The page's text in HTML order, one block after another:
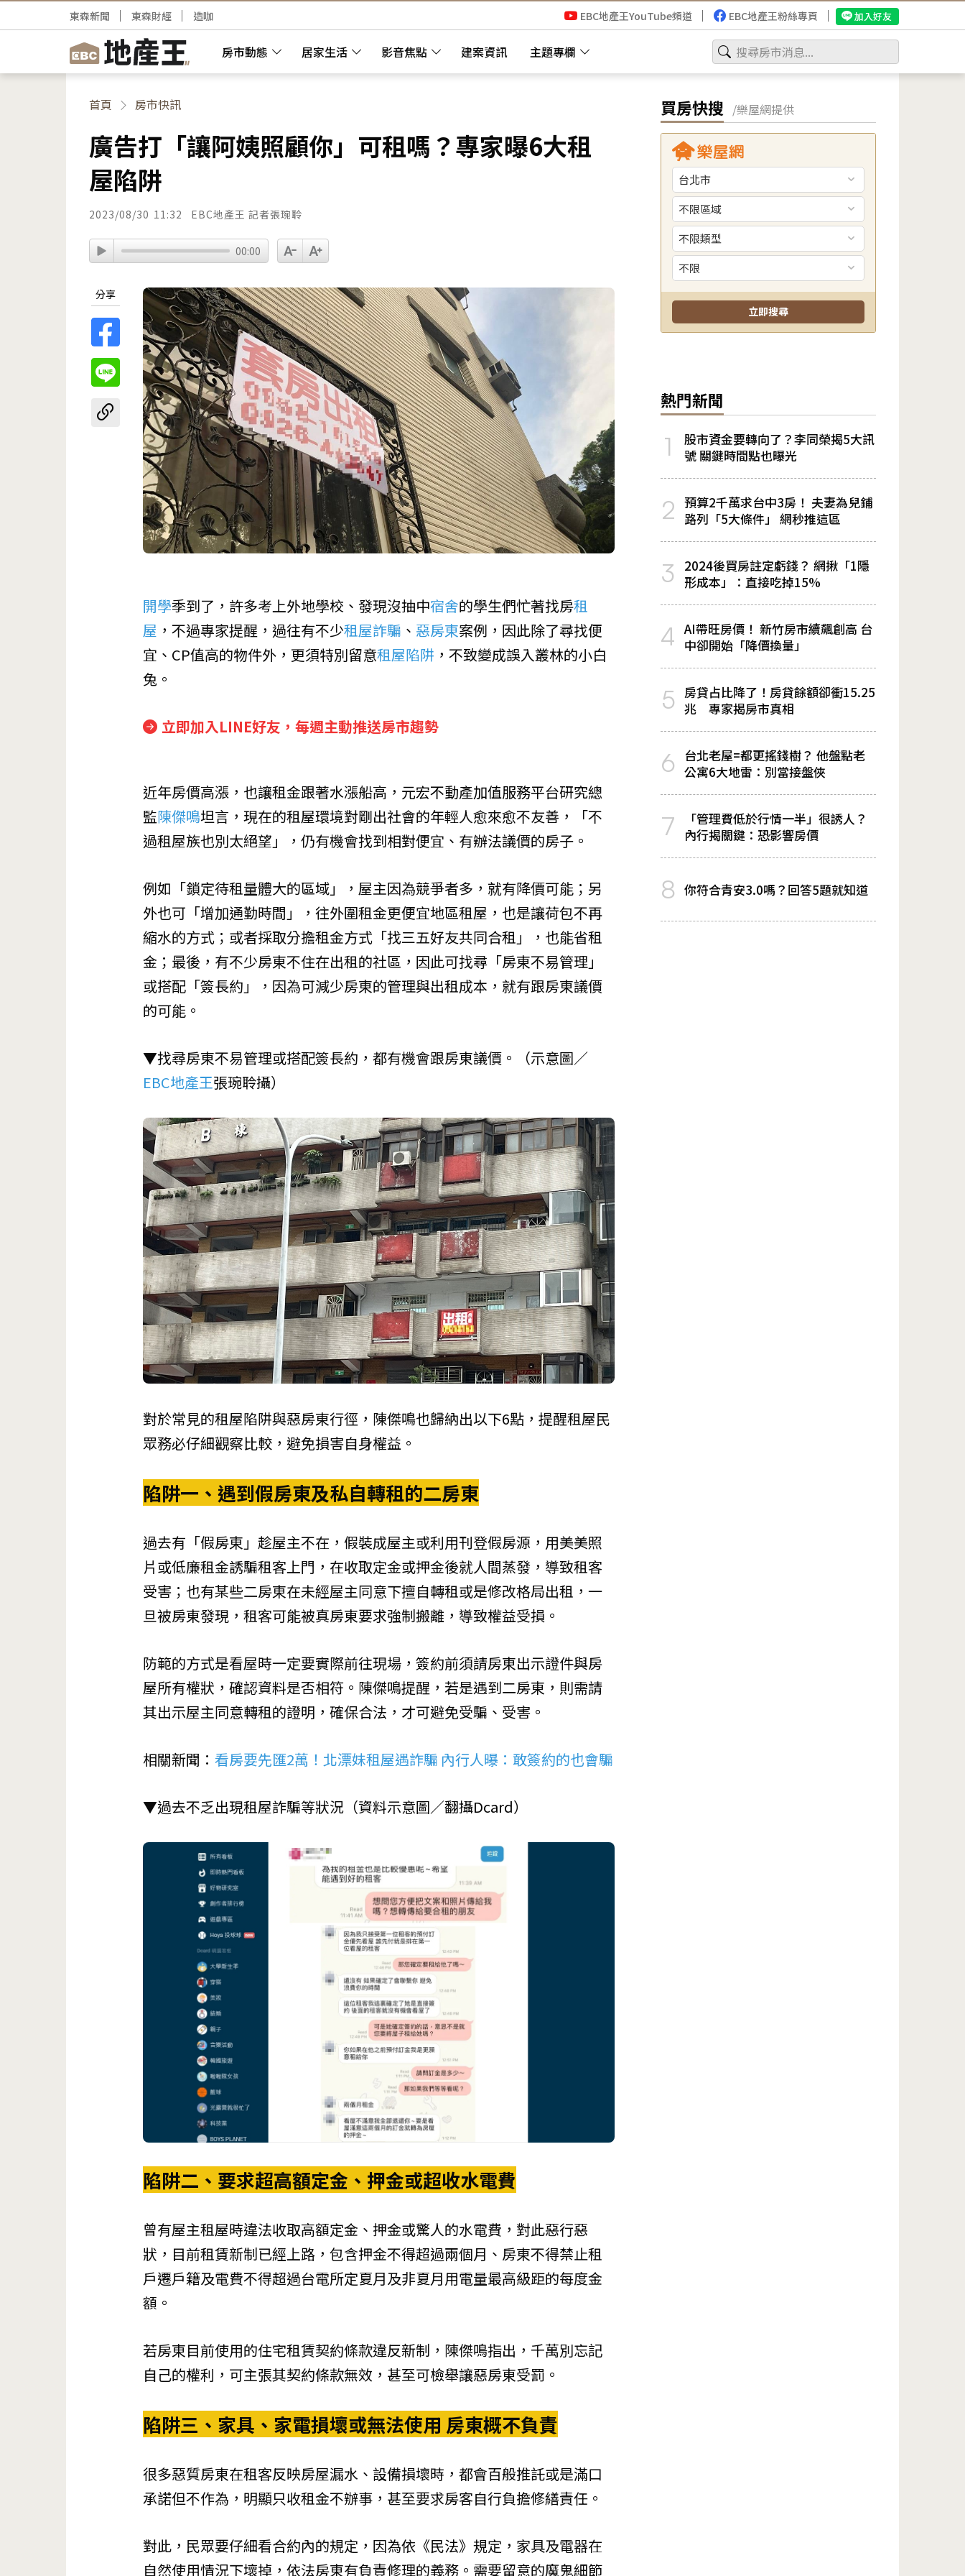
房市動態 居家生活 影音焦點 建案資訊 主題專欄
東森新聞 東森財經 造咖 EBC地產王YouTube頻道 EBC地產王粉絲專頁 加入好友
首頁 房市快訊
廣告打「讓阿姨照顧你」可租嗎？專家曝6大租
屋陷阱
2023/08/30 11:32 EBC地產王 記者張琬聆
00:00
分享
開學季到了，許多考上外地學校、發現沒抽中宿舍的學生們忙著找房租
屋 ，不過專家提醒，過往有不少租屋詐騙 、 惡房東案例，因此除了尋找便
宜、CP值高的物件外，更須特別留意租屋陷阱 ，不致變成誤入叢林的小白
兔。
立即加入LINE好友，每週主動推送房市趨勢
近年房價高漲，也讓租金跟著水漲船高， 元宏不動產加值服務平台研究總
監陳傑鳴坦言，現在的租屋環境對剛出社會的年輕人愈來愈不友善，「不
過租屋族也別太絕望」，仍有機會找到相對便宜、有辦法議價的房子。
例如「鎖定待租量體大的區域」，屋主因為競爭者多，就有降價可能；另
外也可「增加通勤時間」，往外圍租金更便宜地區租屋，也是讓荷包不再
縮水的方式；或者採取分擔租金方式「找三五好友共同合租」，也能省租
金；最後，有不少房東不住在出租的社區，因此可找尋「房東不易管理」
或搭配「簽長約」，因為可減少房東的管理與出租成本，就有跟房東議價
的可能。
▼找尋房東不易管理或搭配簽長約，都有機會跟房東議價。（示意圖／
EBC地產王張琬聆攝）
對於常見的租屋陷阱與惡房東行徑，陳傑鳴也歸納出以下6點，提醒租屋民
眾務必仔細觀察比較，避免損害自身權益。
陷阱一、遇到假房東及私自轉租的二房東
過去有「假房東」趁屋主不在，假裝成屋主或利用刊登假房源，用美美照
片或低廉租金誘騙租客上門，在收取定金或押金後就人間蒸發，導致租客
受害；也有某些二房東在未經屋主同意下擅自轉租或是修改格局出租，一
旦被房東發現，租客可能被真房東要求強制搬離，導致權益受損。
防範的方式是看屋時一定要實際前往現場，簽約前須請房東出示證件與房
屋所有權狀，確認資料是否相符。陳傑鳴提醒，若是遇到二房東，則需請
其出示屋主同意轉租的證明，確保合法，才可避免受騙、受害。
相關新聞： 看房要先匯2萬！北漂妹租屋遇詐騙 內行人曝：敢簽約的也會騙
▼過去不乏出現租屋詐騙等狀況（資料示意圖／翻攝Dcard）
陷阱二、要求超高額定金、押金或超收水電費
曾有屋主租屋時違法收取高額定金、押金或驚人的水電費，對此惡行惡
狀，目前租賃新制已經上路，包含押金不得超過兩個月、房東不得禁止租
戶遷戶籍及電費不得超過台電所定夏月及非夏月用電量最高級距的每度金
額。
若房東目前使用的住宅租賃契約條款違反新制，陳傑鳴指出，千萬別忘記
自己的權利，可主張其契約條款無效，甚至可檢舉讓惡房東受罰。
陷阱三、家具、家電損壞或無法使用 房東概不負責
很多惡質房東在租客反映房屋漏水、設備損壞時，都會百般推託或是滿口
承諾但不作為，明顯只收租金不辦事，甚至要求房客自行負擔修繕責任。
對此，民眾要仔細看合約內的規定，因為依《民法》規定，家具及電器在
自然使用情況下壞掉，依法房東有負責修理的義務。需要留意的魔鬼細節
買房快搜 /樂屋網提供
熱門新聞
1
股市資金要轉向了？李同榮揭5大訊
號 關鍵時間點也曝光
2 預算2千萬求台中3房！ 夫妻為兒鋪
路列「5大條件」 網秒推這區
3
2024後買房註定虧錢？ 網揪「1隱
形成本」：直接吃掉15%
4 AI帶旺房價！ 新竹房市續飆創高 台
中卻開始「降價換量」
5 房貸占比降了！房貸餘額卻衝15.25
兆 專家揭房市真相
6
台北老屋=都更搖錢樹？ 他盤點老
公寓6大地雷：別當接盤俠
7
「管理費低於行情一半」很誘人？
內行揭關鍵：恐影響房價
8 你符合青安3.0嗎？回答5題就知道